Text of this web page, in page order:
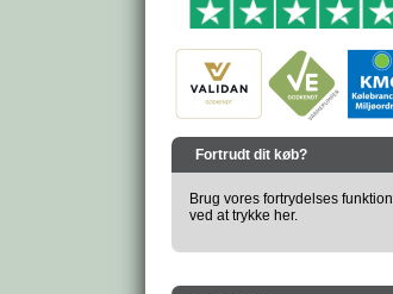
Fortrudt dit køb?
Brug vores fortrydelses funktion
ved at trykke her.